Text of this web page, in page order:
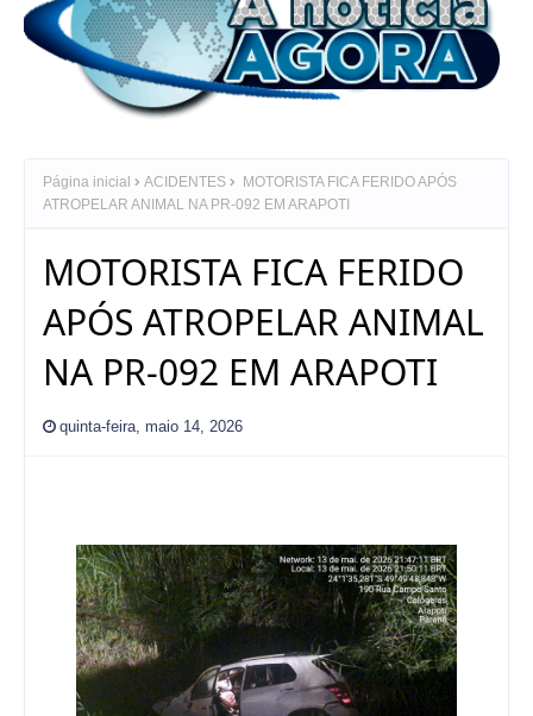
Página inicial ACIDENTES
MOTORISTA FICA FERIDO APÓS
ATROPELAR ANIMAL NA PR-092 EM ARAPOTI
MOTORISTA FICA FERIDO
APÓS ATROPELAR ANIMAL
NA PR-092 EM ARAPOTI
quinta-feira, maio 14, 2026